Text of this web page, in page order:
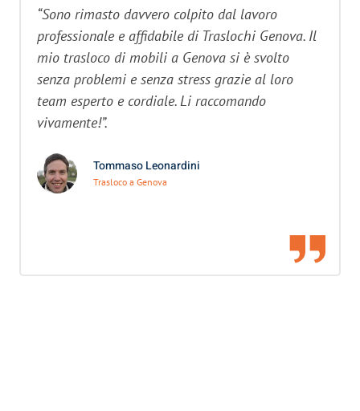
“Sono rimasto davvero colpito dal lavoro
professionale e affidabile di Traslochi Genova. Il
mio trasloco di mobili a Genova si è svolto
senza problemi e senza stress grazie al loro
team esperto e cordiale. Li raccomando
vivamente!”.
Tommaso Leonardini
Trasloco a Genova